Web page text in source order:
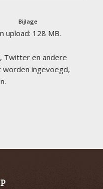
Bijlage
upload: 128 MB.
Twitter en andere
ingevoegd,